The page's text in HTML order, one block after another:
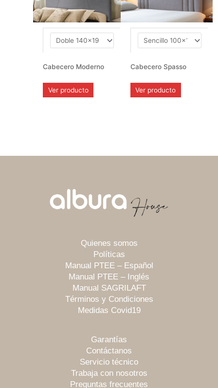
Cabecero Moderno
Ver producto
Cabecero Spasso
Ver producto
Quienes somos
Políticas
Manual PTEE – Español
Manual PTEE – Inglés
Manual SAGRILAFT
Términos y Condiciones
Medidas Covid19
Garantías
Contáctanos
Servicio técnico
Trabaja con nosotros
Preguntas frecuentes